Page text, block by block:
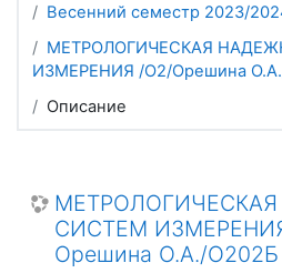
Весенний семестр 2023/
МЕТРОЛОГИЧЕСКАЯ
ИЗМЕРЕНИЯ /О2/Орешина
Описание
СИСТЕМ
Орешина О.А./О202Б